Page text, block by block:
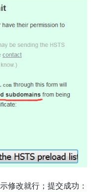
修改就行；提交成功：